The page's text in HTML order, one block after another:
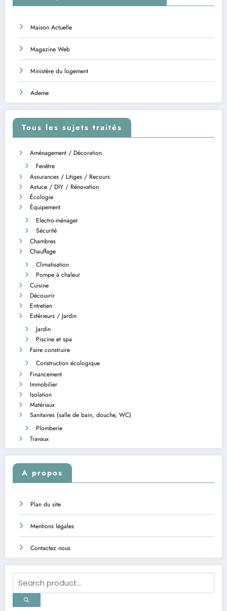
Maison Actuelle
Magazine Web
Ministère du logement
Ademe
Tous les sujets traités
Aménagement / Décoration
Fenêtre
Assurances / Litiges / Recours
Astuce / DIY / Rénovation
Écologie
Équipement
Electro-ménager
Sécurité
Chambres
Chauffage
Climatisation
Pompe à chaleur
Cuisine
Découvrir
Entretien
Extérieurs / Jardin
Jardin
Piscine et spa
Faire construire
Construction écologique
Financement
Immobilier
Isolation
Matériaux
Sanitaires (salle de bain, douche, WC)
Plomberie
Travaux
A propos
Plan du site
Mentions légales
Contactez nous